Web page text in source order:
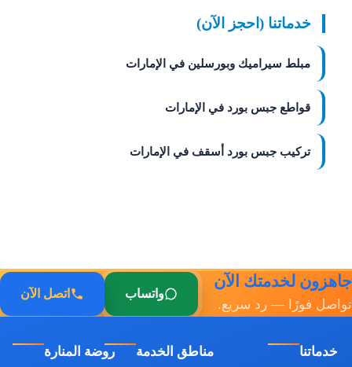
خدماتنا (احجز الآن)
مبلط سيراميك وبورسلين في الإمارات
قواطع جبس بورد في الإمارات
تركيب جبس بورد أسقف في الإمارات
جاهزون لخدمتك الآن
تواصل فورًا — رد سريع.
واتساب اتصل الآن
خدماتنا مناطق الخدمة روضة المنارة